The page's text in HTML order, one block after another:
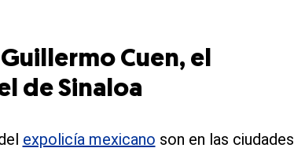
Cuen, el
de Sinaloa
expolicía mexicano son en las ciudades